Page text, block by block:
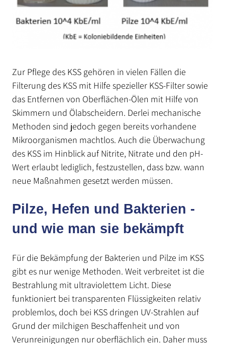
Zur Pflege des KSS gehören in vielen Fällen die
Filterung des KSS mit Hilfe spezieller KSS-Filter sowie
das Entfernen von Oberflächen-Ölen mit Hilfe von
Skimmern und Ölabscheidern. Derlei mechanische
Methoden sind jedoch gegen bereits vorhandene
Mikroorganismen machtlos. Auch die Überwachung
des KSS im Hinblick auf Nitrite, Nitrate und den pH-
Wert erlaubt lediglich, festzustellen, dass bzw. wann
neue Maßnahmen gesetzt werden müssen.
Pilze, Hefen und Bakterien -
und wie man sie bekämpft
Für die Bekämpfung der Bakterien und Pilze im KSS
gibt es nur wenige Methoden. Weit verbreitet ist die
Bestrahlung mit ultraviolettem Licht. Diese
funktioniert bei transparenten Flüssigkeiten relativ
problemlos, doch bei KSS dringen UV-Strahlen auf
Grund der milchigen Beschaffenheit und von
Verunreinigungen nur oberflächlich ein. Daher muss